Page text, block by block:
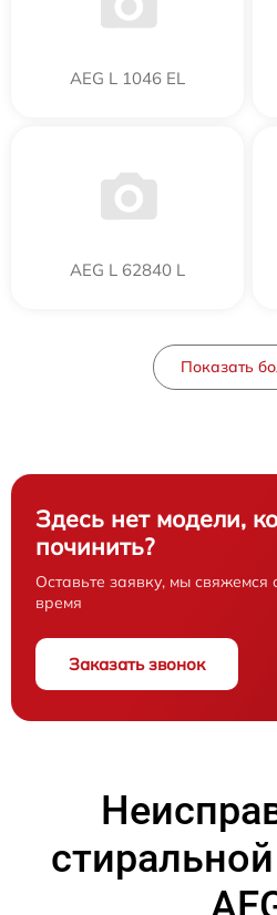
AEG L 1046 EL
AEG L 62840 L
Показать
Здесь нет модели,
починить?
Оставьте заявку, мы
время
Заказать звонок